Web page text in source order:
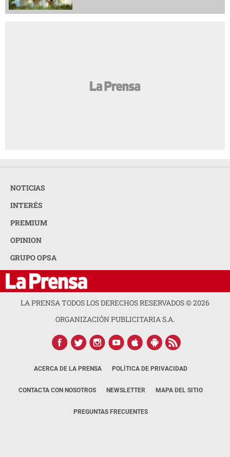
NOTICIAS
INTERÉS
PREMIUM
OPINION
GRUPO OPSA
LA PRENSA TODOS LOS DERECHOS RESERVADOS ©2026
ORGANIZACIÓN PUBLICITARIA S.A.
ACERCA DE LA PRENSA POLÍTICA DE PRIVACIDAD
CONTACTA CON NOSOTROS NEWSLETTER MAPA DEL SITIO
PREGUNTAS FRECUENTES